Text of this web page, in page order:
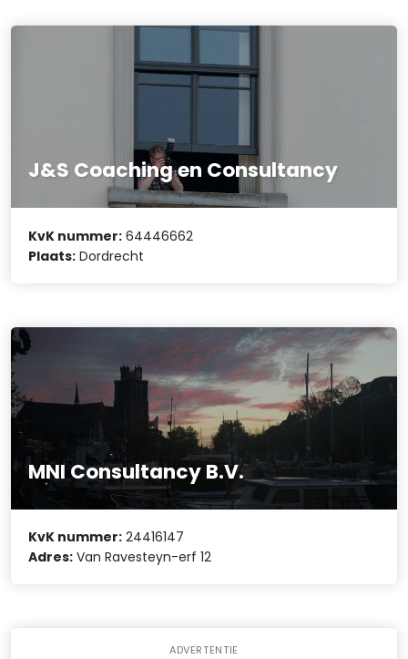
J&S Coaching en Consultancy
KvK nummer: 64446662
Plaats: Dordrecht
MNI Consultancy B.V.
KvK nummer: 24416147
Adres: Van Ravesteyn-erf 12
ADVERTENTIE